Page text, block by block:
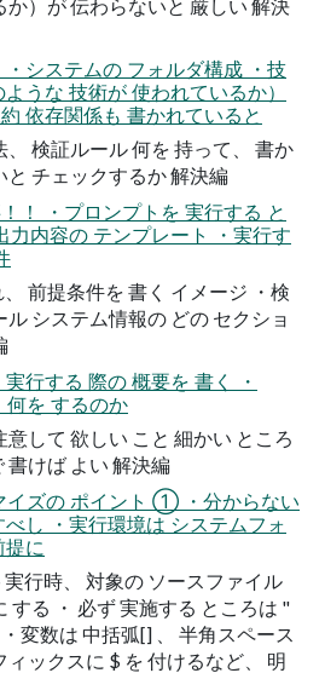
か）が​ 伝わらないと​ 厳しい​ 解決
システムの​ フォルダ構成 ・技
うな​ 技術が​ 使われているか）​
依存関係も​ 書かれていると​
、​ 検証ルール 何を​ 持って、​ 書か
と​ チェックするか​ 解決編
！​ ・プロンプトを​ 実行する​ と
力内容の​ テンプレート ・実行す
前提条件を​ 書く​ イメージ ・検
ル システム情報の​ どの​ セクショ
行する​ 際の​ 概要を​ 書く​ ・
を​ するのか
意して​ 欲しい​ こと​ 細かい​ ところ
書けば​ よい​ 解決編
ズの​ ポイント ① ・分からない​
し ・実行環境は​ システムフォ
に​
行時、​ 対象の​ ソースファイル
する​ ・​ 必ず​ 実施する​ ところは​ "
変数は​ 中括弧[] 、​ 半角スペース
ィックスに​ $ を​ 付けるなど、​ 明